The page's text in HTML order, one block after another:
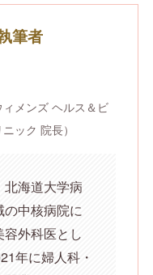
筆者
ィメンズ ヘルス＆ビ
ック 院長）
海道大学病
中核病院に
外科医とし
年に婦人科・